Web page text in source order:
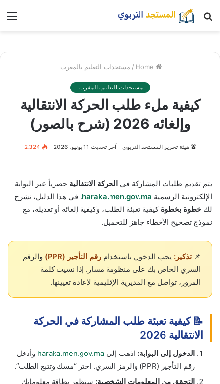
بحث
/ مستجدات التعليم بالمغرب
مستجدات التعليم بالمغرب
كيفية ملء طلب الحركة الانتقالية
وإلغائه 2026 (شرح بالصور)
هيئة تحرير المستجد التربوي آخر تحديث 11 يونيو، 2026 2,324
يتم تقديم طلبات المشاركة في الحركة الانتقالية حصرياً عبر البوابة
الإلكترونية الرسمية haraka.men.gov.ma. في هذا الدليل، نشرح
لك خطوة بخطوة كيفية تعبئة الطلب، وكيفية إلغائه أو تعديله، مع
نموذج تصحيح الأخطاء جاهز للتحميل.
📌تذكير: يجب الدخول باستخدام رقم التأجير (PPR)
والرقم
السري الخاص بك على منظومة مسار. إذا نسيت كلمة
المرور، تواصل مع المديرية الإقليمية لإعادة تعيينها.
📝 كيفية تعبئة طلب المشاركة في الحركة
الانتقالية 2026
الدخول إلى البوابة: اذهب إلى haraka.men.gov.ma وأدخل
رقم التأجير (PPR) والرمز السري. اختر “مسك وتتبع الطلب”.
التحقق من المعلومات الشخصية: ستظهر بطاقة معلوماتك